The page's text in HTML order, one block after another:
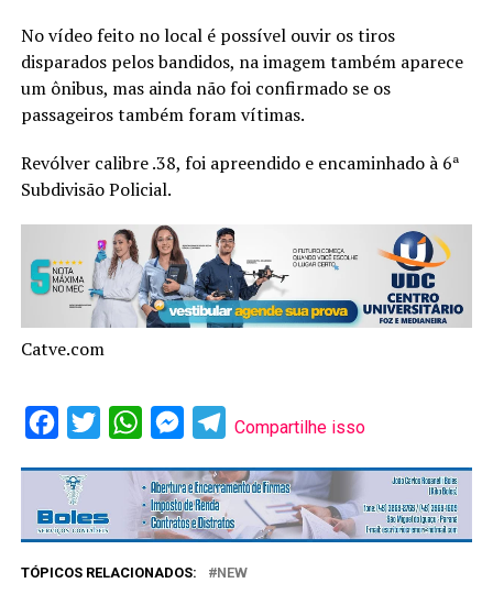
No vídeo feito no local é possível ouvir os tiros
disparados pelos bandidos, na imagem também aparece
um ônibus, mas ainda não foi confirmado se os
passageiros também foram vítimas.
Revólver calibre .38, foi apreendido e encaminhado à 6ª
Subdivisão Policial.
Catve.com
Facebook
Twitter WhatsAppMessenger
Telegram
Compartilhe isso
TÓPICOS RELACIONADOS: NEW